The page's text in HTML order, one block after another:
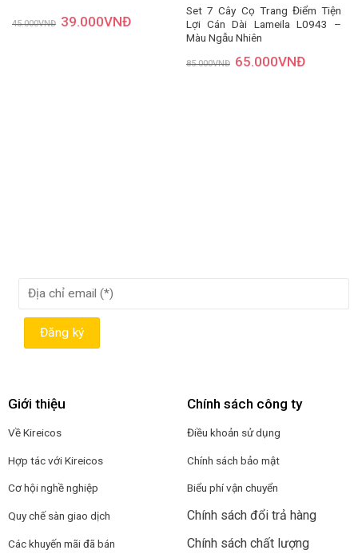
45.000VNĐ 39.000VNĐ
thích
Set 7 Cây Cọ Trang Điểm Tiện
Lợi Cán Dài Lameila L0943 –
Màu Ngẫu Nhiên
85.000VNĐ 65.000VNĐ
Giới thiệu
Về Kireicos
Hợp tác với Kireicos
Cơ hội nghề nghiệp
Quy chế sàn giao dịch
Các khuyến mãi đã bán
Chính sách công ty
Điều khoản sử dụng
Chính sách bảo mật
Biểu phí vận chuyển
Chính sách đổi trả hàng
Chính sách chất lượng